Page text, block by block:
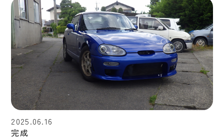
2025.06.16
完成